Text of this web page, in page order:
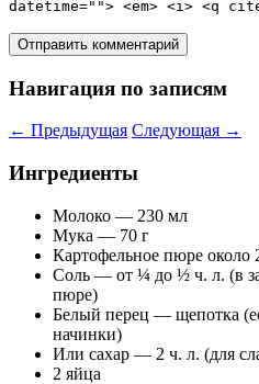
datetime=""> <em> <i> <q
Навигация по записям
← Предыдущая Следующая →
Ингредиенты
Молоко — 230 мл
Мука — 70 г
Картофельное пюре около
Соль — от ¼ до ½ ч. л. (в
пюре)
Белый перец — щепотка
начинки)
Или сахар — 2 ч. л. (для
2 яйца